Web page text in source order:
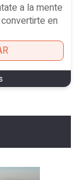
a la mente
en